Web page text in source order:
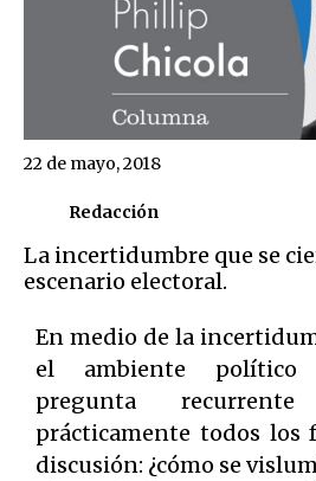
Redacción
22 de mayo, 2018
La incertidumbre que se
escenario electoral.
En medio de la
el ambiente político
pregunta
prácticamente todos los
discusión: ¿cómo se